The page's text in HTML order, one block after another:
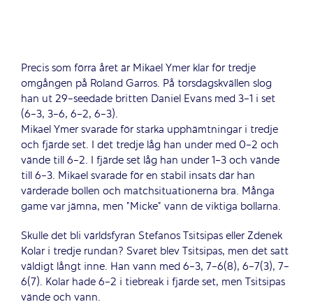
Precis som förra året är Mikael Ymer klar för tredje
omgången på Roland Garros. På torsdagskvällen slog
han ut 29-seedade britten Daniel Evans med 3-1 i set
(6-3, 3-6, 6-2, 6-3).
Mikael Ymer svarade för starka upphämtningar i tredje
och fjärde set. I det tredje låg han under med 0-2 och
vände till 6-2. I fjärde set låg han under 1-3 och vände
till 6-3. Mikael svarade för en stabil insats där han
värderade bollen och matchsituationerna bra. Många
game var jämna, men ”Micke” vann de viktiga bollarna.
Skulle det bli världsfyran Stefanos Tsitsipas eller Zdenek
Kolar i tredje rundan? Svaret blev Tsitsipas, men det satt
väldigt långt inne. Han vann med 6-3, 7-6(8), 6-7(3), 7-
6(7). Kolar hade 6-2 i tiebreak i fjärde set, men Tsitsipas
vände och vann.